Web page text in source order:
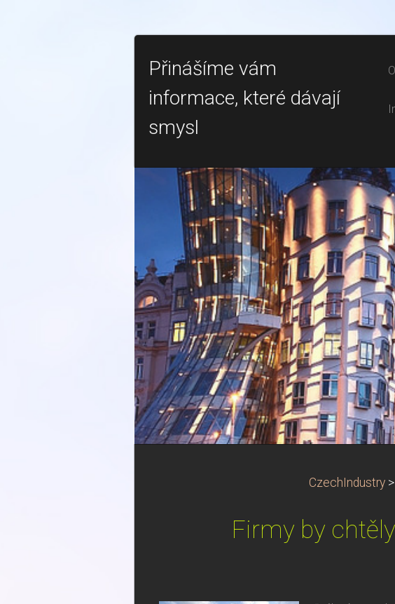
Přinášíme vám
informace, které dávají
smysl
CzechIndustry >
Firmy by